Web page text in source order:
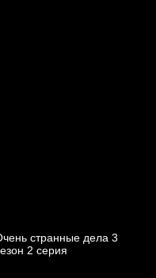
странные дела 3
2 cерия